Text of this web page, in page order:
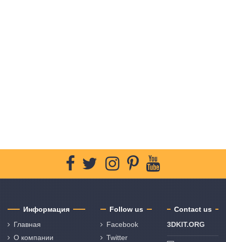
Информация
Главная
О компании
Follow us
Facebook
Twitter
Contact us
3DKIT.ORG